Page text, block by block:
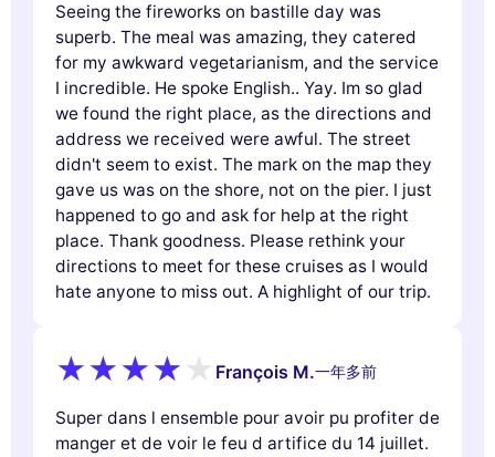
Seeing the fireworks on bastille day was
superb. The meal was amazing, they catered
for my awkward vegetarianism, and the service
I incredible. He spoke English.. Yay. Im so glad
we found the right place, as the directions and
address we received were awful. The street
didn't seem to exist. The mark on the map they
gave us was on the shore, not on the pier. I just
happened to go and ask for help at the right
place. Thank goodness. Please rethink your
directions to meet for these cruises as I would
hate anyone to miss out. A highlight of our trip.
François M.一年多前
Super dans l ensemble pour avoir pu profiter de
manger et de voir le feu d artifice du 14 juillet.